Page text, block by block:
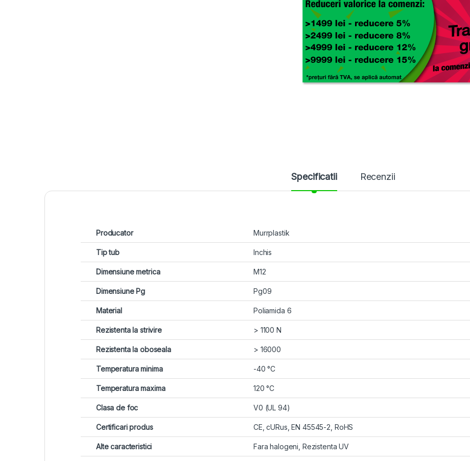
Specificatii Recenzii
Producator Murrplastik
Tip tub Inchis
Dimensiune metrica M12
Dimensiune Pg Pg09
Material Poliamida 6
Rezistenta la strivire > 1100 N
Rezistenta la oboseala > 16000
Temperatura minima -40 °C
Temperatura maxima 120 °C
Clasa de foc V0 (UL 94)
Certificari produs CE, cURus, EN 45545-2, RoHS
Alte caracteristici Fara halogeni, Rezistenta UV